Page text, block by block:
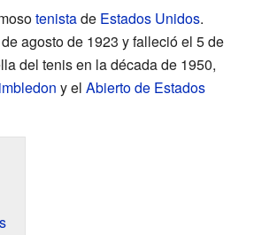
tenistade Estados Unidos.
agosto de 1923 y falleció el 5 de
del tenis en la década de 1950,
y el Abierto de Estados